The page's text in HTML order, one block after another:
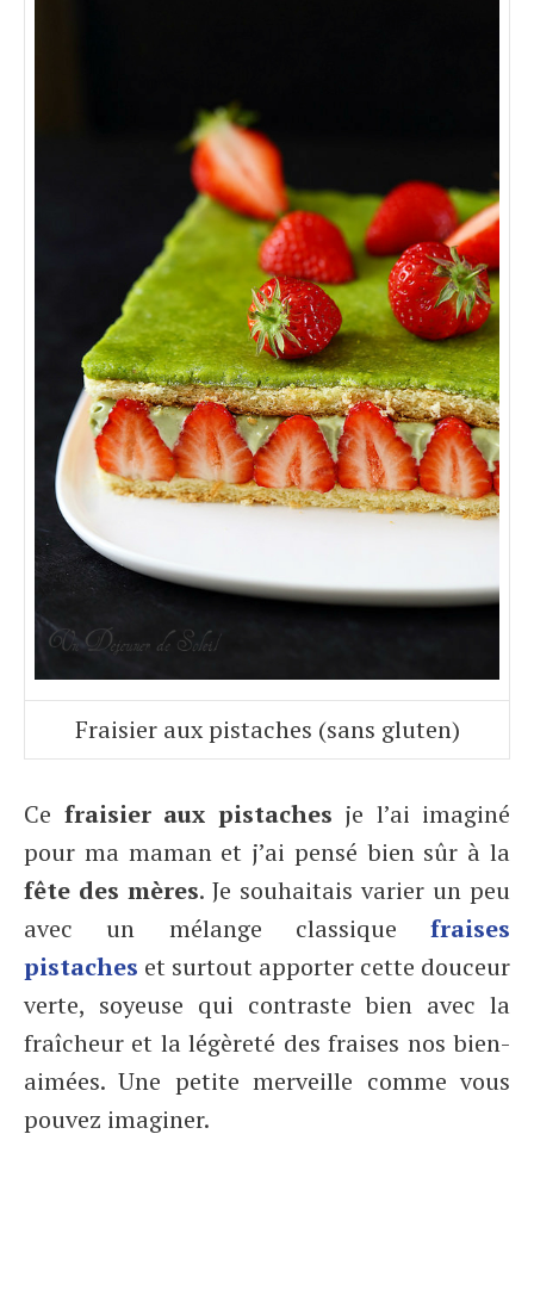
Fraisier aux pistaches (sans gluten)
Ce fraisier aux pistaches je l’ai imaginé
pour ma maman et j’ai pensé bien sûr à la
fête des mères. Je souhaitais varier un peu
avec un mélange classique fraises
pistaches et surtout apporter cette douceur
verte, soyeuse qui contraste bien avec la
fraîcheur et la légèreté des fraises nos bien-
aimées. Une petite merveille comme vous
pouvez imaginer.